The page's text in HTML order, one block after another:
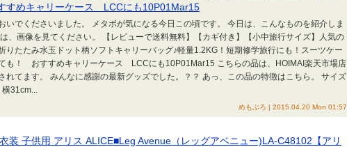
すめキャリーケース LCCにも10P01Mar15
いでくださいました。 メタボが気になる今日この頃です。 今日は、こんなものを紹介しま
、画像を見てください。 【レビューで送料無料】【カギ付き】【小中旅行サイズ】人気の
りたたみ水玉ドット柄ソフトキャリーバッグ♪軽量1.2KG！短期修学旅行にも！スーツケー
も！ おすすめキャリーケース LCCにも10P01Mar15 こちらの品は、HOIMAI楽天市場店
れてます。 みんなに感謝の最新グッズでした。？？ あっ、この品の特徴はこちら。 サイズ
31cm...
めもぶろ | 2015.04.20 Mon 01:57
装 子供用 アリス ALICE■Leg Avenue（レッグアベニュー)LA-C48102【アリ